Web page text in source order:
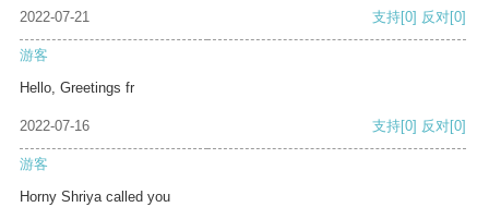
2022-07-21 支持[0] 反对[0]
游客
Hello, Greetings fr
2022-07-16 支持[0] 反对[0]
游客
Horny Shriya called you